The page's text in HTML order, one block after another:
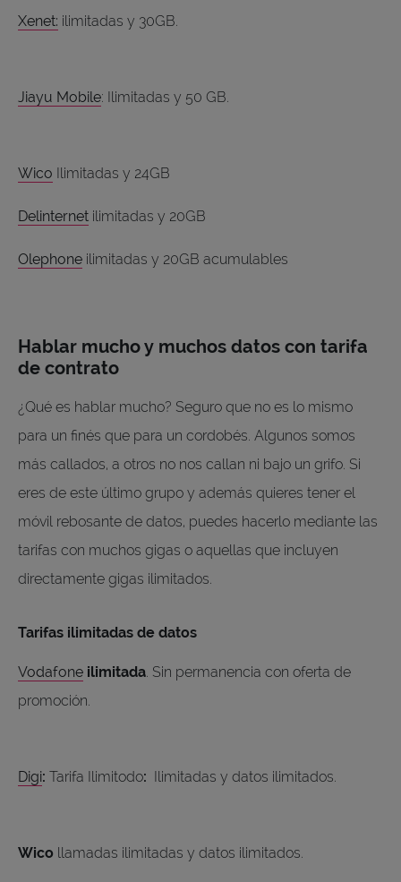
Xenet: ilimitadas y 30GB.
Jiayu Mobile: Ilimitadas y 50 GB.
Wico Ilimitadas y 24GB
Delinternet ilimitadas y 20GB
Olephone ilimitadas y 20GB acumulables
Hablar mucho y muchos datos con tarifa
de contrato
¿Qué es hablar mucho? Seguro que no es lo mismo
para un finés que para un cordobés. Algunos somos
más callados, a otros no nos callan ni bajo un grifo. Si
eres de este último grupo y además quieres tener el
móvil rebosante de datos, puedes hacerlo mediante las
tarifas con muchos gigas o aquellas que incluyen
directamente gigas ilimitados.
Tarifas ilimitadas de datos
Vodafone ilimitada. Sin permanencia con oferta de
promoción.
Digi: Tarifa Ilimitodo: Ilimitadas y datos ilimitados.
Wico llamadas ilimitadas y datos ilimitados.